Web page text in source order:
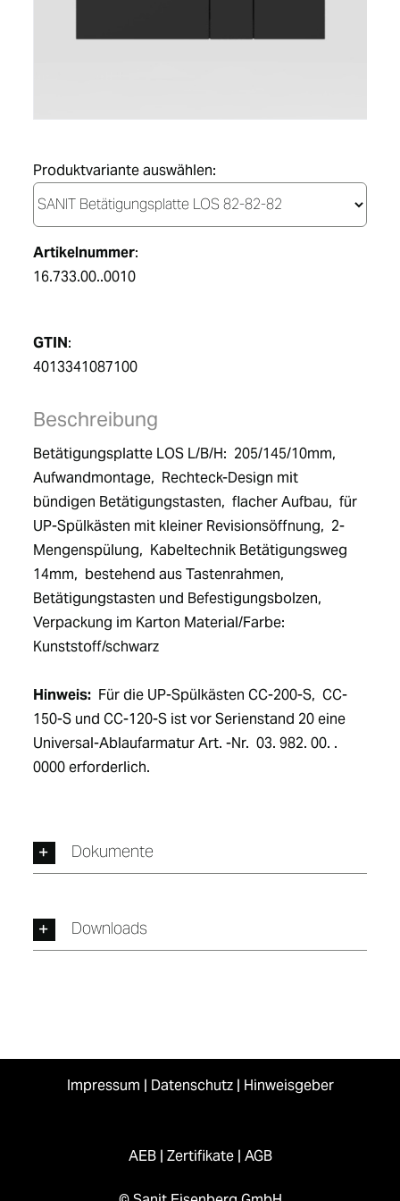
Produktvariante auswählen:
Artikelnummer:
16.733.00..0010
GTIN:
4013341087100
Beschreibung
Betätigungsplatte LOS L/B/H:  205/145/10mm,
Aufwandmontage,  Rechteck-Design mit
bündigen Betätigungstasten,  flacher Aufbau,  für
UP-Spülkästen mit kleiner Revisionsöffnung,  2-
Mengenspülung,  Kabeltechnik Betätigungsweg
14mm,  bestehend aus Tastenrahmen,
Betätigungstasten und Befestigungsbolzen,
Verpackung im Karton Material/Farbe:
Kunststoff/schwarz
Hinweis:
  Für die UP-Spülkästen CC-200-S,  CC-
150-S und CC-120-S ist vor Serienstand 20 eine
Universal-Ablaufarmatur Art. -Nr.  03. 982. 00. .
0000 erforderlich.
Dokumente
Downloads
Impressum | Datenschutz| Hinweisgeber
AEB| Zertifikate| AGB